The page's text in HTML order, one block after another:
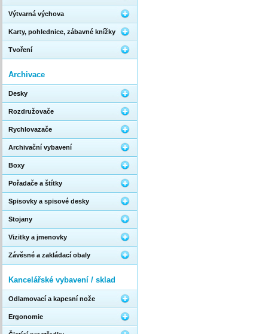
Výtvarná výchova
Karty, pohlednice, zábavné knížky
Tvoření
Archivace
Desky
Rozdružovače
Rychlovazače
Archivační vybavení
Boxy
Pořadače a štítky
Spisovky a spisové desky
Stojany
Vizitky a jmenovky
Závěsné a zakládací obaly
Kancelářské vybavení / sklad
Odlamovací a kapesní nože
Ergonomie